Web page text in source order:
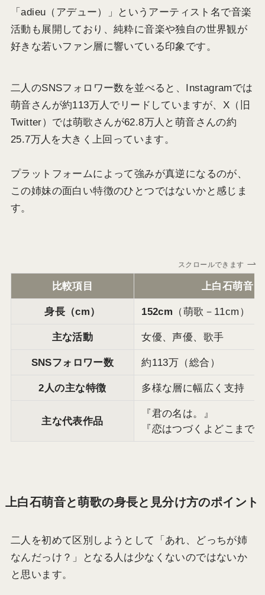
「adieu（アデュー）」というアーティスト名で音楽
活動も展開しており、純粋に音楽や独自の世界観が
好きな若いファン層に響いている印象です。
二人のSNSフォロワー数を並べると、Instagramでは
萌音さんが約113万人でリードしていますが、X（旧
Twitter）では萌歌さんが62.8万人と萌音さんの約
25.7万人を大きく上回っています。
プラットフォームによって強みが真逆になるのが、
この姉妹の面白い特徴のひとつではないかと感じま
す。
スクロールできます
比較項目 上白石萌音
身長（cm） 152cm （萌歌－11cm）
主な活動 女優、声優、歌手
SNSフォロワー数 約113万（総合）
2人の主な特徴 多様な層に幅広く支持
主な代表作品
『君の名は。』
『恋はつづくよどこまで
上白石萌音と萌歌の身長と見分け方のポイント
二人を初めて区別しようとして「あれ、どっちが姉
なんだっけ？」となる人は少なくないのではないか
と思います。